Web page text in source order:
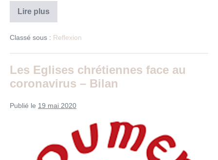
Lire plusLa
l’Egalité
–
après
le
confinement
Classé sous : Reflexion
Les Eglises chrétiennes face au
coronavirus – Bilan
Publié le 19 mai 2020
chrétiennes